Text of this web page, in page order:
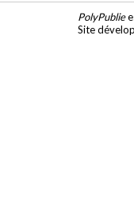
PolyPublie
Site